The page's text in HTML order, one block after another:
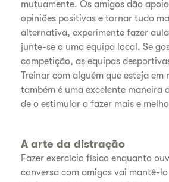
mutuamente. Os amigos dão
opiniões positivas e tornar tudo
alternativa, experimente fazer
junte-se a uma equipa local. Se
competição, as equipas
Treinar com alguém que esteja em
também é uma excelente maneira
de o estimular a fazer mais e
A arte da distração
Fazer exercício físico enquanto
conversa com amigos vai mantê-